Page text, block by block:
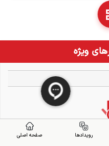
ویژه
رویدادها صفحه اصلی